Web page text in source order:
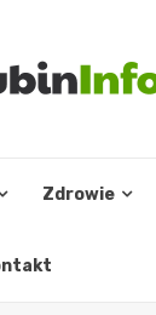
Zdrowie